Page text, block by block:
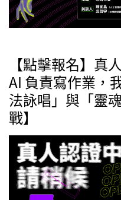
【點擊報名】真
AI 負責寫作業，
法詠唱」與「靈
戰】